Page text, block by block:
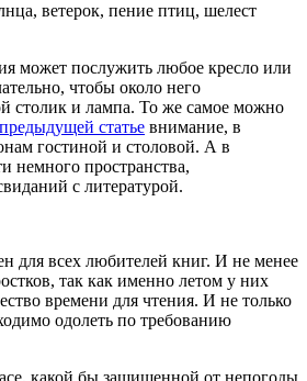
ветерок, пение птиц, шелест
может послужить любое кресло или
чтобы около него
столик и лампа. То же самое можно
статье внимание, в
гостиной и столовой. А в
немного пространства,
с литературой.
для всех любителей книг. И не менее
так как именно летом у них
времени для чтения. И не только
одолеть по требованию
какой бы защищенной от непогоды